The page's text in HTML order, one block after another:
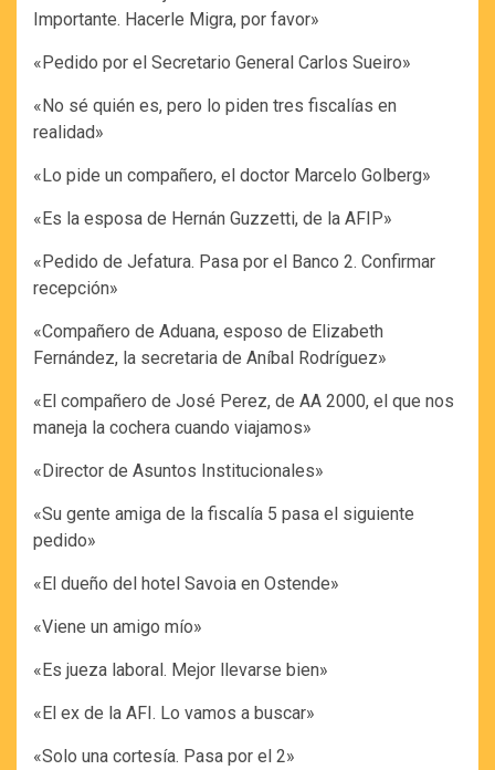
Importante. Hacerle Migra, por favor»
«Pedido por el Secretario General Carlos Sueiro»
«No sé quién es, pero lo piden tres fiscalías en
realidad»
«Lo pide un compañero, el doctor Marcelo Golberg»
«Es la esposa de Hernán Guzzetti, de la AFIP»
«Pedido de Jefatura. Pasa por el Banco 2. Confirmar
recepción»
«Compañero de Aduana, esposo de Elizabeth
Fernández, la secretaria de Aníbal Rodríguez»
«El compañero de José Perez, de AA 2000, el que nos
maneja la cochera cuando viajamos»
«Director de Asuntos Institucionales»
«Su gente amiga de la fiscalía 5 pasa el siguiente
pedido»
«El dueño del hotel Savoia en Ostende»
«Viene un amigo mío»
«Es jueza laboral. Mejor llevarse bien»
«El ex de la AFI. Lo vamos a buscar»
«Solo una cortesía. Pasa por el 2»